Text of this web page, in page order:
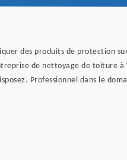
des produits de protection
de nettoyage de toiture
Professionnel dans le